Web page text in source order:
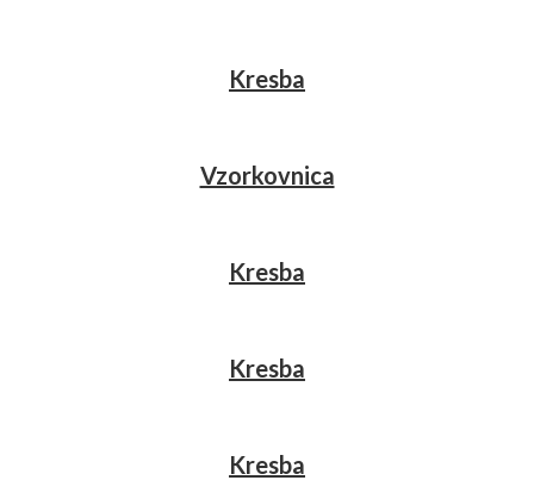
Kresba
Vzorkovnica
Kresba
Kresba
Kresba